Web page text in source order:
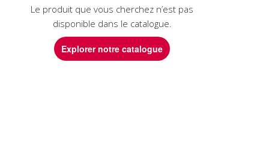
Le produit que vous cherchez n’est pas
disponible dans le catalogue.
Explorer notre catalogue